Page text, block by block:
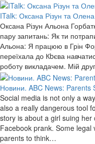
ITalk: Оксана Різун та
Оксана Різун Альона
пару запитань: Як ти
Альона: Я працюю в Грін
переїхала до Кbєва
роботу викладачем. Мій
Новини. ABC News: Parents
Social media is not only a
also a really dangerous tool
story is about a girl suing
Facebook prank. Some
parents to think…